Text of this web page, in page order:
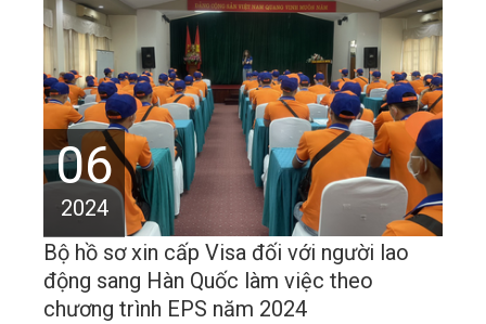
06
2024
Bộ hồ sơ xin cấp Visa đối với người lao
động sang Hàn Quốc làm việc theo
chương trình EPS năm 2024